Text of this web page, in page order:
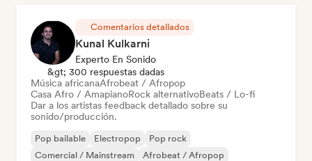
Comentarios detallados
Kunal Kulkarni
Experto En Sonido
&gt; 300 respuestas dadas
Música africanaAfrobeat / Afropop
Casa Afro / AmapianoRock alternativoBeats / Lo-fi
Dar a los artistas feedback detallado sobre su
sonido/producción.
Pop bailable Electropop
Pop rock
Comercial / Mainstream
Afrobeat / Afropop